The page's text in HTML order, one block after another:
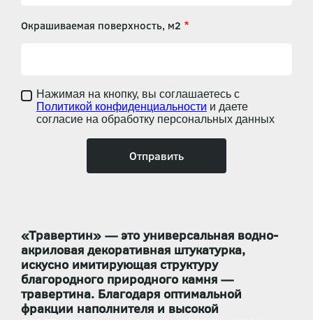
Окрашиваемая поверхность, м2
Нажимая на кнопку, вы соглашаетесь с
Политикой конфиденциальности и даете
согласие на обработку персональных данных
«Травертин» — это универсальная водно-
акриловая декоративная штукатурка,
искусно имитирующая структуру
благородного природного камня —
травертина. Благодаря оптимальной
фракции наполнителя и высокой